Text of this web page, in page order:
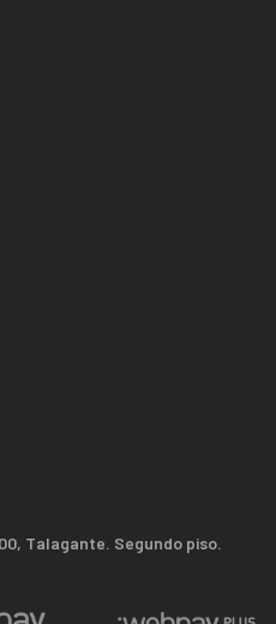
Talagante. Segundo piso.